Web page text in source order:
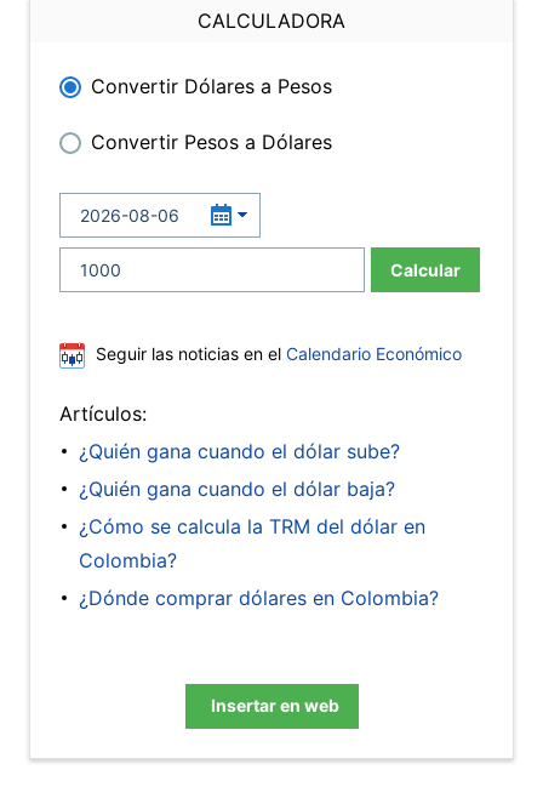
CALCULADORA
Convertir Dólares a Pesos
Convertir Pesos a Dólares
Calcular
Seguir las noticias en el Calendario Económico
Artículos:
¿Quién gana cuando el dólar sube?
¿Quién gana cuando el dólar baja?
¿Cómo se calcula la TRM del dólar en
Colombia?
¿Dónde comprar dólares en Colombia?
Insertar en web